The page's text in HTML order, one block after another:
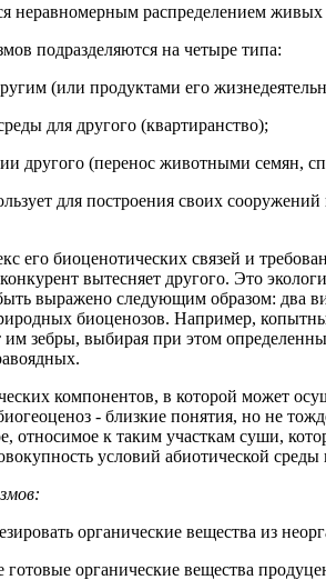
неравномерным распределением живых
подразделяются на четыре типа:
(или продуктами его
для другого (квартиранство);
другого (перенос животными семян,
для построения своих
его биоценотических связей и
вытесняет другого. Это
выражено следующим образом: два
биоценозов. Например,
им зебры, выбирая при этом
компонентов, в которой может
- близкие понятия, но не
относимое к таким участкам суши,
условий абиотической среды
органические вещества из
органические вещества